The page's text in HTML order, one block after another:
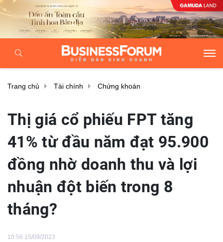
Trang chủ Tài chính Chứng khoán
Thị giá cổ phiếu FPT tăng
41% từ đầu năm đạt 95.900
đồng nhờ doanh thu và lợi
nhuận đột biến trong 8
tháng?
10:56 15/09/2023